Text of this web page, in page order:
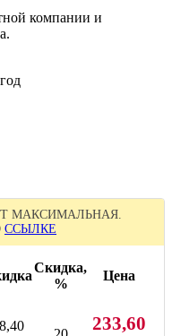
компании и
МАКСИМАЛЬНАЯ.
ССЫЛКЕ
Скидка,
%
Цена
233,60